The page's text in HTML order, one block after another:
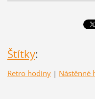
Štítky:
Retro hodiny | Nástěnné